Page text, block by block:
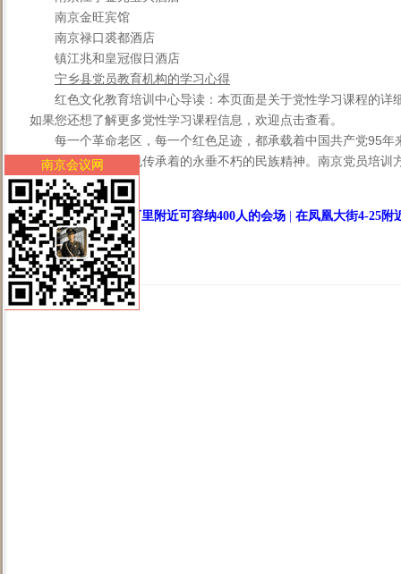
南京金旺宾馆
南京禄口裘都酒店
镇江兆和皇冠假日酒店
宁乡县党员教育机构的学习心得
红色文化教育培训中心导读：本页面是关于党性学习课程的详
如果您还想了解更多党性学习课程信息，欢迎点击查看。
每一个革命老区，每一个红色足迹，都承载着中国共产党95
创下的丰功伟绩，也传承着的永垂不朽的民族精神。南京党员培训
<万里附近可容纳400人的会场 在凤凰大街4-25附
南京会议网